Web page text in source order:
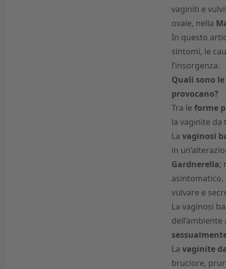
vaginiti e
ovaie, nella
In questo
sintomi, le
l’insorgenza.
Quali sono
provocano?
Tra le forme
la vaginite da
La vaginosi
in
Gardnerella;
vulvare e
La vaginosi
La vaginite
bruciore,